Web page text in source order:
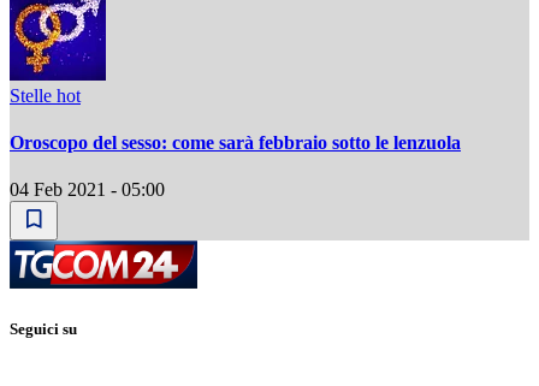
Stelle hot
Oroscopo del sesso: come sarà febbraio sotto le lenzuola
04 Feb 2021 - 05:00
Seguici su